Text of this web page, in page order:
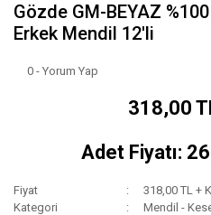
Gözde GM-BEYAZ
Erkek Mendil 12'li
0 - Yorum Yap
318,00
Adet Fiyatı:
Fiyat
318,00 TL +
Kategori
Mendil -